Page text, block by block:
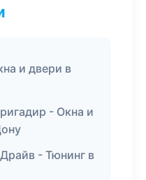
и двери в
- Окна и
- Тюнинг в